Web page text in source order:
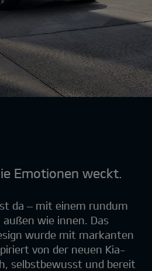
Emotionen weckt.
da – mit einem rundum
wie innen. Das
wurde mit markanten
von der neuen Kia-
selbstbewusst und bereit